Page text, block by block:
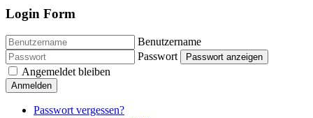
Login Form
Benutzername
Passwort
Passwort anzeigen
Angemeldet bleiben
Anmelden
Passwort vergessen?